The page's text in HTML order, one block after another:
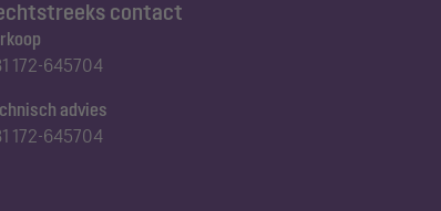
contact
172-645704
advies
172-645704